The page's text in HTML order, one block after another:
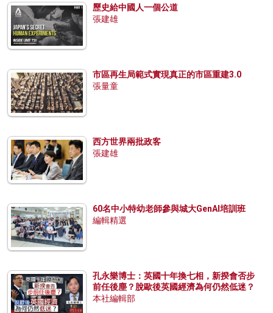
歷史給中國人一個公道
張建雄
市區再生局範式實現真正的市區重建3.0
張量童
西方世界兩批政客
張建雄
60名中小特幼老師參與城大GenAI培訓班
編輯精選
孔永樂博士：英國十年換七相，新揆會否步
前任後塵？脫歐後英國經濟為何仍然低迷？
本社編輯部